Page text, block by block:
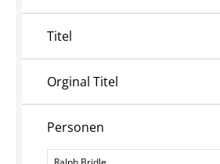
Titel
Orginal Titel
Personen
Personen